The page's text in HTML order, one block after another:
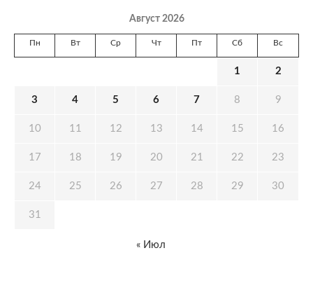
Август 2026
Пн Вт Ср Чт Пт Сб Вс
1 2
3 4 5 6 7 8 9
10 11 12 13 14 15 16
17 18 19 20 21 22 23
24 25 26 27 28 29 30
31
« Июл